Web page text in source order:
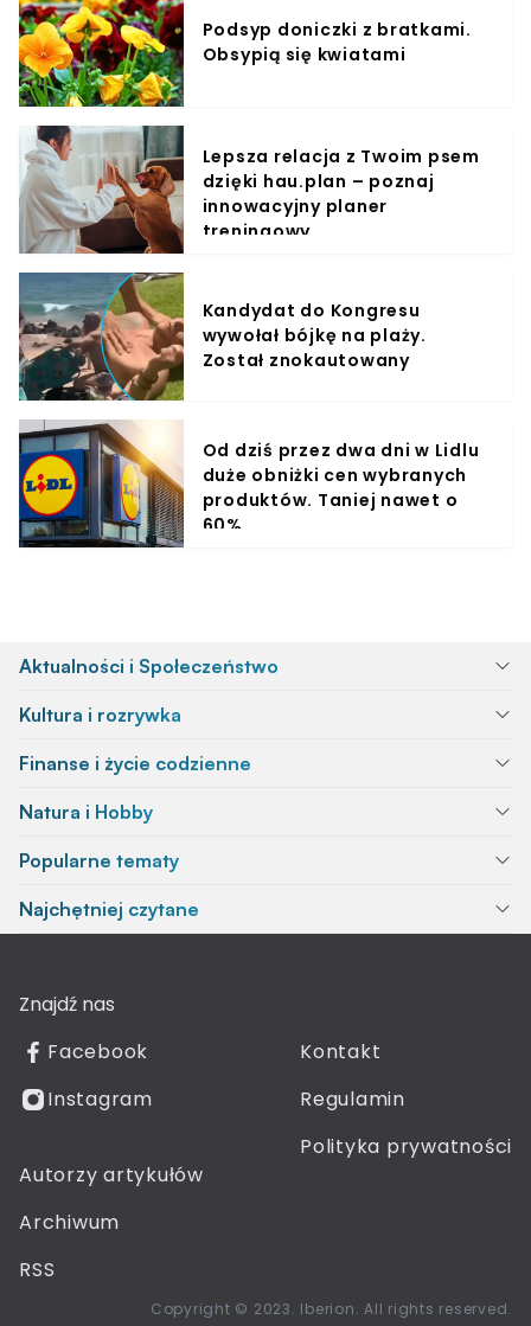
Podsyp doniczki z bratkami.
Obsypią się kwiatami
Lepsza relacja z Twoim psem
dzięki hau.plan – poznaj
innowacyjny planer
treningowy
Kandydat do Kongresu
wywołał bójkę na plaży.
Został znokautowany
Od dziś przez dwa dni w Lidlu
duże obniżki cen wybranych
produktów. Taniej nawet o
60%
Aktualności i Społeczeństwo
Kultura i rozrywka
Finanse i życie codzienne
Natura i Hobby
Popularne tematy
Najchętniej czytane
Znajdź nas
Facebook
Instagram
Kontakt
Regulamin
Polityka prywatności
Autorzy artykułów
Archiwum
RSS
Copyright © 2023. Iberion. All rights reserved.